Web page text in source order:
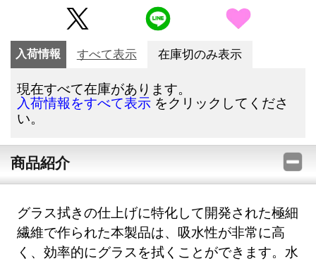
入荷情報 すべて表示 在庫切のみ表示
現在すべて在庫があります。
入荷情報をすべて表示 をクリックしてくださ
い。
商品紹介
グラス拭きの仕上げに特化して開発された極細
繊維で作られた本製品は、吸水性が非常に高
く、効率的にグラスを拭くことができます。水